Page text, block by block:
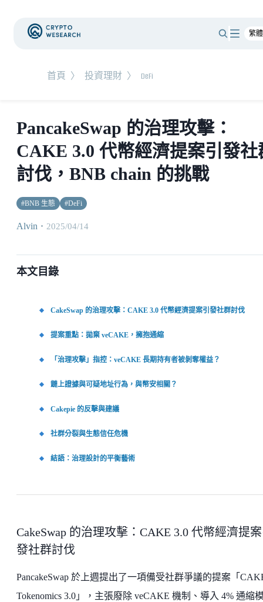
首頁 〉 投資理財 〉 DeFi
PancakeSwap 的治理攻擊：
CAKE 3.0 代幣經濟提案引發社
討伐，BNB chain 的挑戰
#BNB 生態 #DeFi
Alvin ・ 2025/04/14
本文目錄
CakeSwap 的治理攻擊：CAKE 3.0 代幣經濟提案引發社群討伐
提案重點：拋棄 veCAKE，擁抱通縮
「治理攻擊」指控：veCAKE 長期持有者被剝奪權益？
鏈上證據與可疑地址行為，與幣安相關？
Cakepie 的反擊與建議
社群分裂與生態信任危機
結語：治理設計的平衡藝術
CakeSwap 的治理攻擊：CAKE 3.0 代幣經濟提
發社群討伐
PancakeSwap 於上週提出了一項備受社群爭議的提案「
Tokenomics 3.0」，主張廢除 veCAKE 機制、導入 4% 通縮